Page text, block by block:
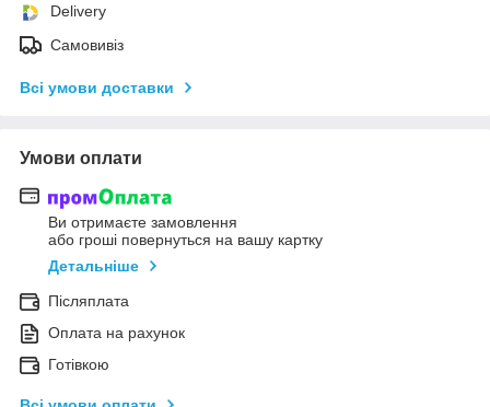
Delivery
Самовивіз
Всі умови доставки
Умови оплати
Ви отримаєте замовлення
або гроші повернуться на вашу картку
Детальніше
Післяплата
Оплата на рахунок
Готівкою